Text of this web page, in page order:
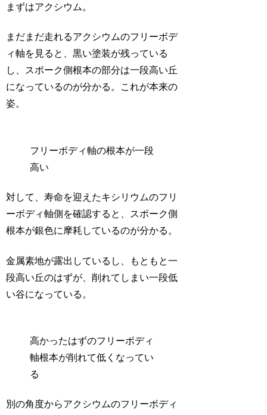
まずはアクシウム。
まだまだ走れるアクシウムのフリーボデ
ィ軸を見ると、黒い塗装が残っている
し、スポーク側根本の部分は一段高い丘
になっているのが分かる。これが本来の
姿。
フリーボディ軸の根本が一段
高い
対して、寿命を迎えたキシリウムのフリ
ーボディ軸側を確認すると、スポーク側
根本が銀色に摩耗しているのが分かる。
金属素地が露出しているし、もともと一
段高い丘のはずが、削れてしまい一段低
い谷になっている。
高かったはずのフリーボディ
軸根本が削れて低くなってい
る
別の角度からアクシウムのフリーボディ